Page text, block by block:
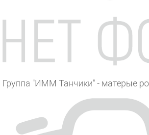
Группа "ИММ Танчики" - матерые